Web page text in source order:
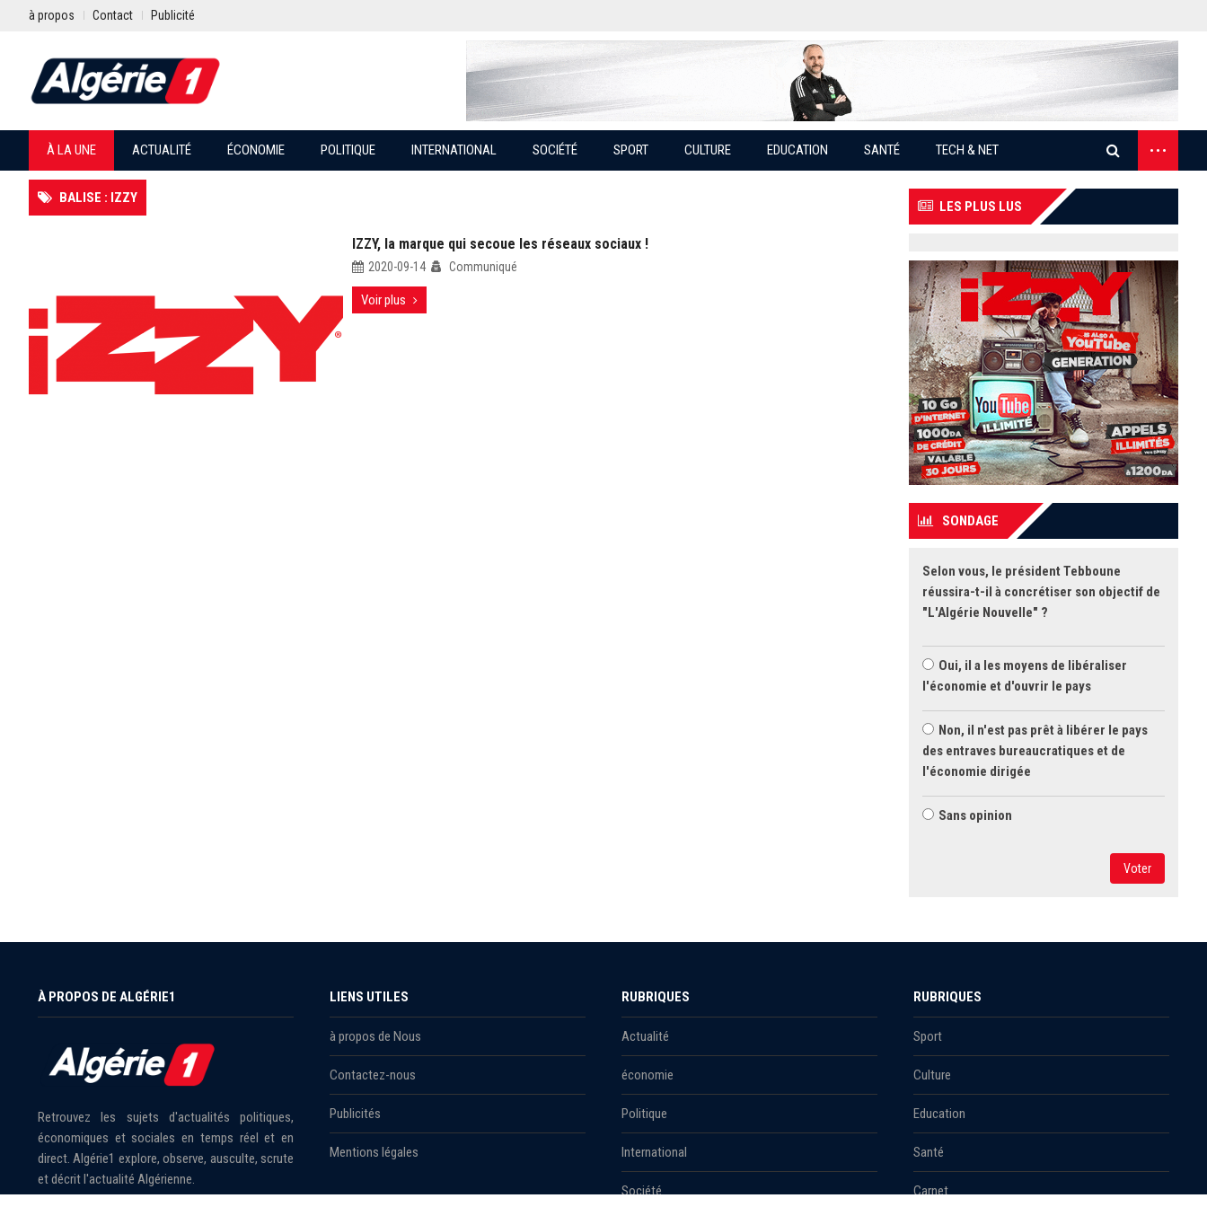
à propos Contact Publicité
À LA UNE ACTUALITÉ ÉCONOMIE POLITIQUE INTERNATIONAL SOCIÉTÉ SPORT CULTURE EDUCATION SANTÉ TECH & NET ...
BALISE : IZZY
IZZY, la marque qui secoue les réseaux sociaux !
2020-09-14 Communiqué
Voir plus
LES PLUS LUS
SONDAGE
Selon vous, le président Tebboune
réussira-t-il à concrétiser son objectif de
"L'Algérie Nouvelle" ?
Oui, il a les moyens de libéraliser
l'économie et d'ouvrir le pays
Non, il n'est pas prêt à libérer le pays
des entraves bureaucratiques et de
l'économie dirigée
Sans opinion
Voter
À PROPOS DE ALGÉRIE1
Retrouvez les sujets d'actualités politiques,
économiques et sociales en temps réel et en
direct. Algérie1 explore, observe, ausculte, scrute
et décrit l'actualité Algérienne.
LIENS UTILES
à propos de Nous
Contactez-nous
Publicités
Mentions légales
RUBRIQUES
Actualité
économie
Politique
International
Société
RUBRIQUES
Sport
Culture
Education
Santé
Carnet